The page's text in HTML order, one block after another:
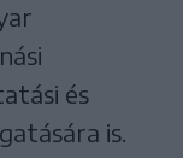
és
is.